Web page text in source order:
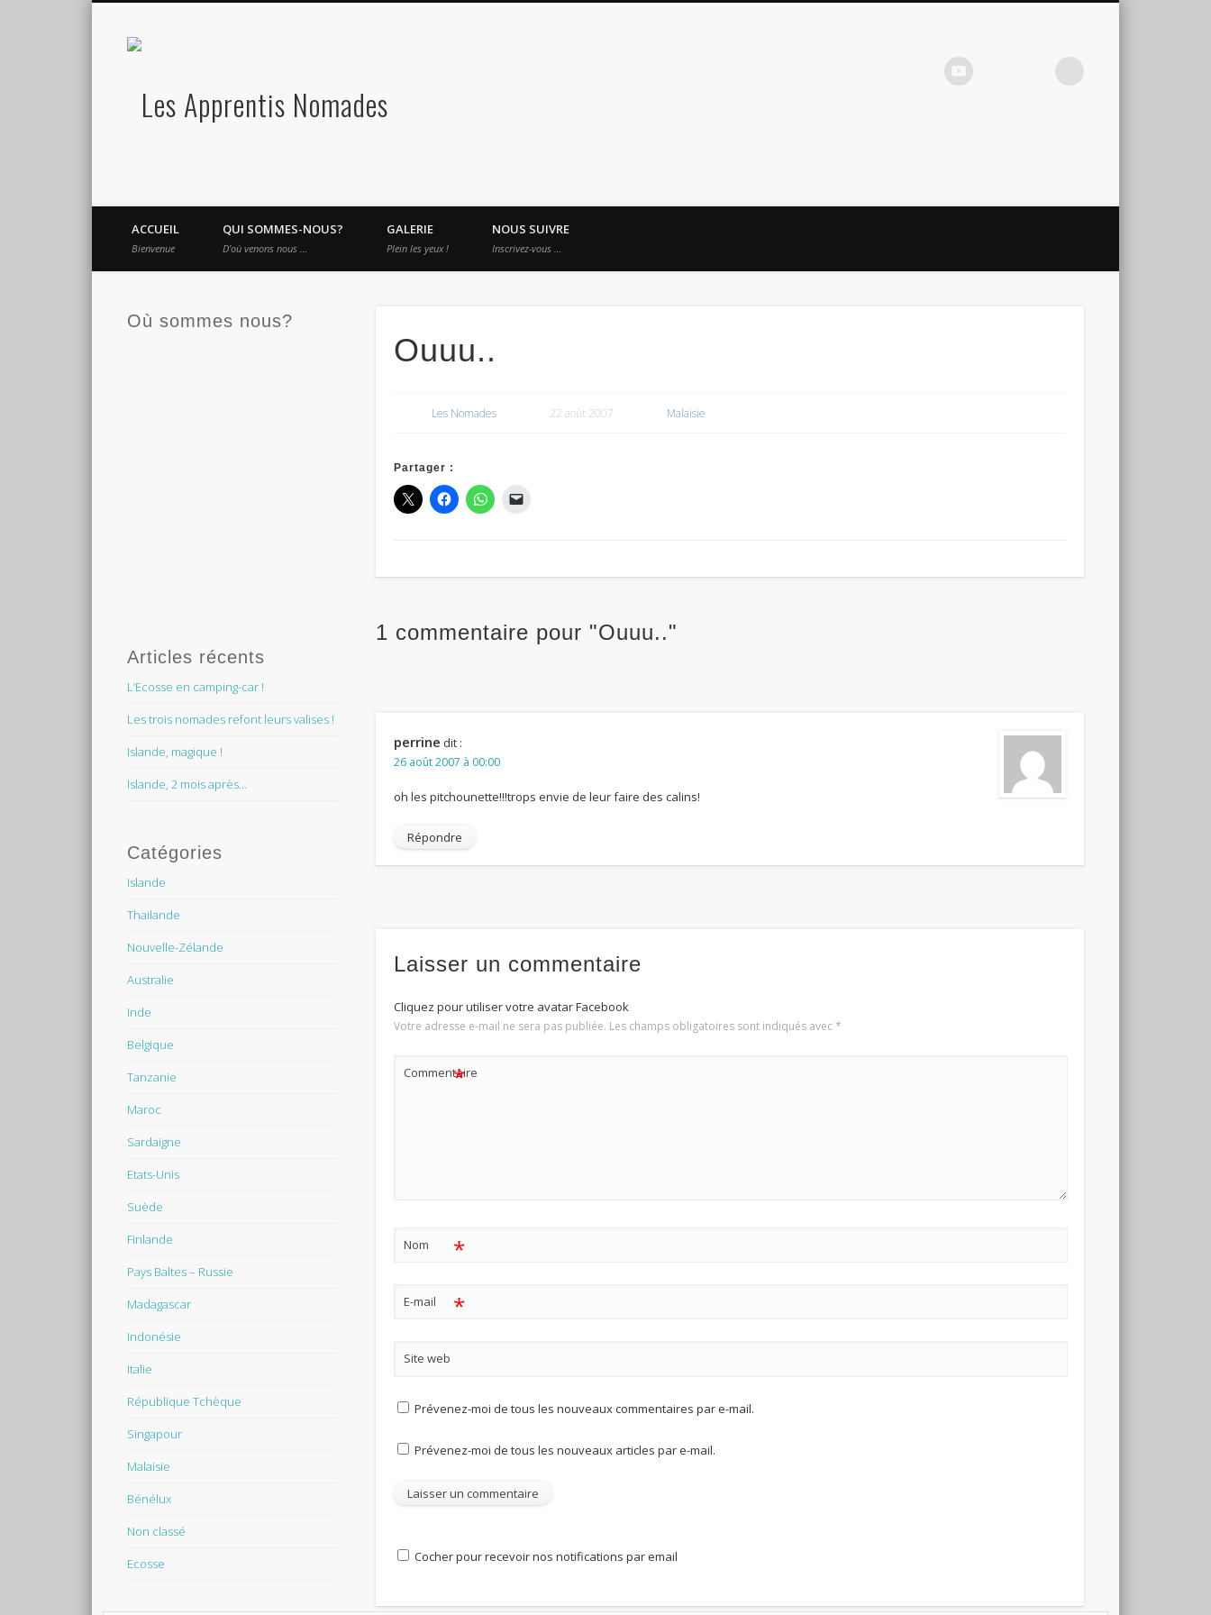
ACCUEIL
Bienvenue
QUI SOMMES-NOUS?
D’où venons nous …
GALERIE
Plein les yeux !
NOUS SUIVRE
Inscrivez-vous …
Ouuu..
Les Nomades 22 août 2007 Malaisie
Partager :
1 commentaire pour "Ouuu.."
perrine dit :
26 août 2007 à 00:00
oh les pitchounette!!!trops envie de leur faire des calins!
Répondre
Laisser un commentaire
Cliquez pour utiliser votre avatar Facebook
Votre adresse e-mail ne sera pas publiée. Les champs obligatoires sont indiqués avec*
Commentaire
*
Nom *
E-mail *
Site web
Prévenez-moi de tous les nouveaux commentaires par e-mail.
Prévenez-moi de tous les nouveaux articles par e-mail.
Cocher pour recevoir nos notifications par email
Où sommes nous?
Articles récents
L’Ecosse en camping-car !
Les trois nomades refont leurs valises !
Islande, magique !
Islande, 2 mois après…
Catégories
Islande
Thailande
Nouvelle-Zélande
Australie
Inde
Belgique
Tanzanie
Maroc
Sardaigne
Etats-Unis
Suède
Finlande
Pays Baltes – Russie
Madagascar
Indonésie
Italie
République Tchèque
Singapour
Malaisie
Bénélux
Non classé
Ecosse